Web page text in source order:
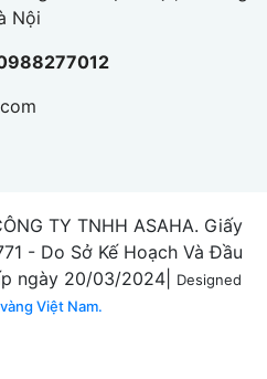
Nội
TY TNHH ASAHA. Giấy
- Do Sở Kế Hoạch Và Đầu
ngày 20/03/2024|
Designed
Việt Nam.